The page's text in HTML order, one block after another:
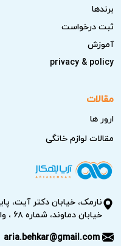
برندها
ثبت درخواست
آموزش
privacy & policy
مقالات
ارور ها
مقالات لوازم خانگی
نارمک، خیابان دکتر آیت،
خیابان دماوند، شماره ۶۸ ، واحد ۱
aria.behkar@gmail.com